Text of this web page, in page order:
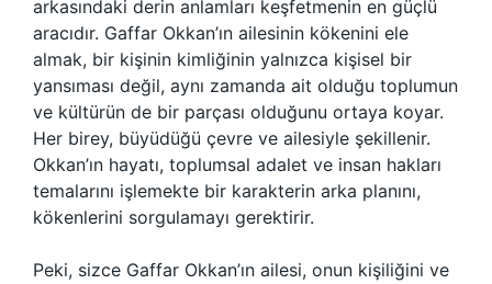
arkasındaki derin anlamları keşfetmenin en güçlü
aracıdır. Gaffar Okkan’ın ailesinin kökenini ele
almak, bir kişinin kimliğinin yalnızca kişisel bir
yansıması değil, aynı zamanda ait olduğu toplumun
ve kültürün de bir parçası olduğunu ortaya koyar.
Her birey, büyüdüğü çevre ve ailesiyle şekillenir.
Okkan’ın hayatı, toplumsal adalet ve insan hakları
temalarını işlemekte bir karakterin arka planını,
kökenlerini sorgulamayı gerektirir.
Peki, sizce Gaffar Okkan’ın ailesi, onun kişiliğini ve